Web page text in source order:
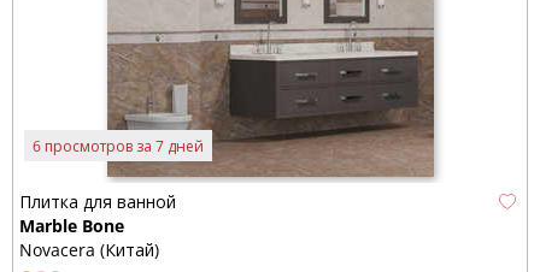
6 просмотров за 7 дней
Плитка для ванной
Marble Bone
Novacera (Китай)